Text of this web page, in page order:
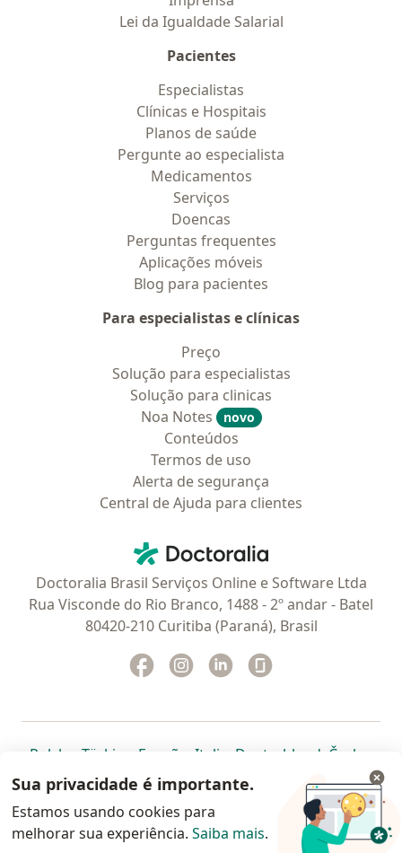
Lei da Igualdade Salarial
Pacientes
Especialistas
Clínicas e Hospitais
Planos de saúde
Pergunte ao especialista
Medicamentos
Serviços
Doencas
Perguntas frequentes
Aplicações móveis
Blog para pacientes
Para especialistas e clínicas
Preço
Solução para especialistas
Solução para clinicas
Noa Notes
novo
Conteúdos
Termos de uso
Alerta de segurança
Central de Ajuda para clientes
Doctoralia - Homepage
Doctoralia Brasil Serviços Online e Software Ltda
Rua Visconde do Rio Branco, 1488 - 2º andar - Batel
80420-210 Curitiba (Paraná), Brasil
Facebook
abre num novo separador
Instagram
abre num novo separador
Linkedin
abre num novo
Polska abre num novo separador
Türkiye abre num novo separador
España abre num novo separador
Italia abre num novo
Deutschlandabre num
Česko
Portugal abre num novo separador
, México abre num novo separador
, abre num novo separador
Brasil abre num novoabre num
abre
Colombia abre num novo
www.doctoralia.com.br © 2026 - Agende agora sua
Sua privacidade é importante.
Estamos usando cookies para
melhorar sua experiência. Saiba mais.